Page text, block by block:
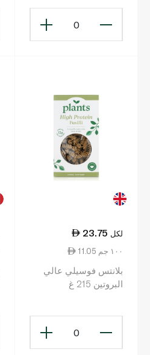
0
23.75 لكل
11.05 ١٠٠ جم
بلانتس فوسيلي عالي
البروتين 215 غ
0